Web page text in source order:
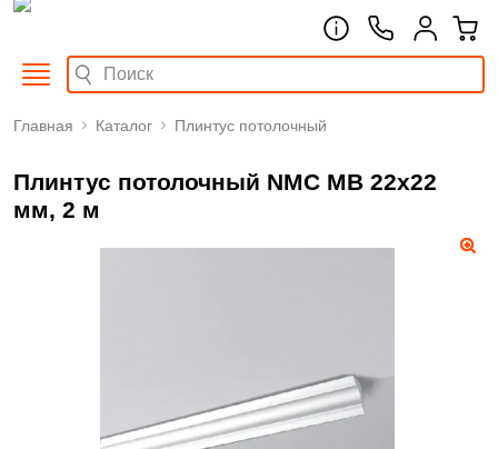
Главная Каталог Плинтус потолочный
Плинтус потолочный NMC MB 22х22
мм, 2 м